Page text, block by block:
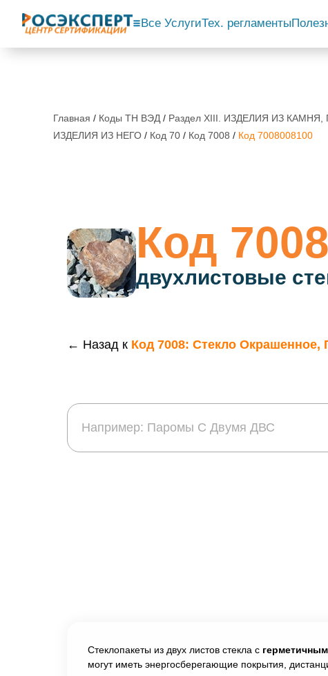
Все УслугиТех. регламенты
Главная / Коды ТН ВЭД / Раздел XIII. ИЗДЕЛИЯ ИЗ
ИЗДЕЛИЯ ИЗ НЕГО / Код 70 / Код 7008 / Код 7008008100
Код
двухлистовые
← Назад к Код 7008: Стекло
Стеклопакеты из двух листов стекла с
могут иметь энергосберегающие покрытия,